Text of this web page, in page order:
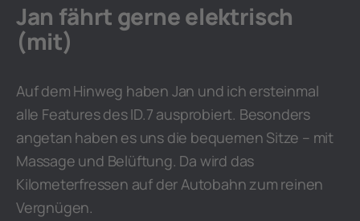
Jan fährt gerne elektrisch
(mit)
Auf dem Hinweg haben Jan und ich ersteinmal
alle Features des ID.7 ausprobiert. Besonders
angetan haben es uns die bequemen Sitze – mit
Massage und Belüftung. Da wird das
Kilometerfressen auf der Autobahn zum reinen
Vergnügen.